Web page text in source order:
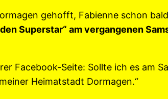
gehofft, Fabienne schon
Superstar“ am vergangenen
Facebook-Seite: Sollte ich es am
Heimatstadt Dormagen.“